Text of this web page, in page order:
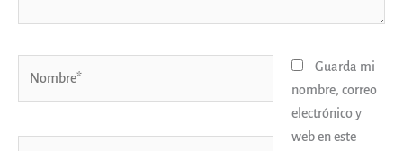
Guarda mi
nombre, correo
electrónico y
web en este